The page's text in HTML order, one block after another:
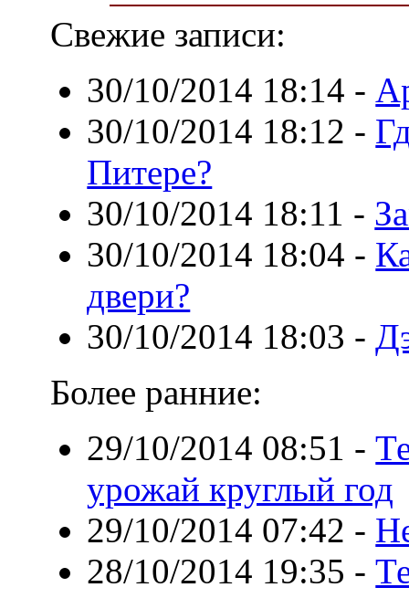
Свежие записи:
30/10/2014 18:14 -
30/10/2014 18:12 -
Питере?
30/10/2014 18:11 -
30/10/2014 18:04 -
двери?
30/10/2014 18:03 -
Более ранние:
29/10/2014 08:51 -
урожай круглый год
29/10/2014 07:42 -
28/10/2014 19:35 -